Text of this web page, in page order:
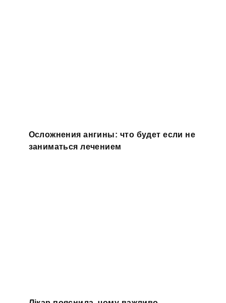
Осложнения ангины: что будет если не
заниматься лечением